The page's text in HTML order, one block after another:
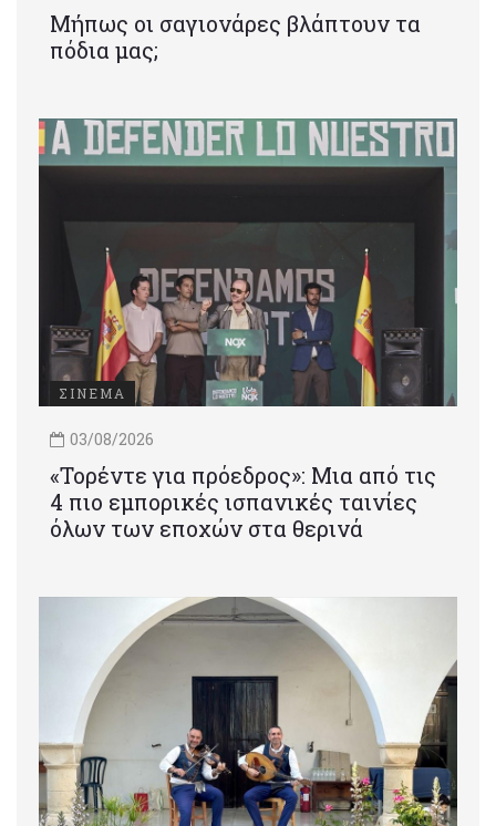
Μήπως οι σαγιονάρες βλάπτουν τα
πόδια μας;
ΣΙΝΕΜΑ
03/08/2026
«Τορέντε για πρόεδρος»: Mια από τις
4 πιο εμπορικές ισπανικές ταινίες
όλων των εποχών στα θερινά